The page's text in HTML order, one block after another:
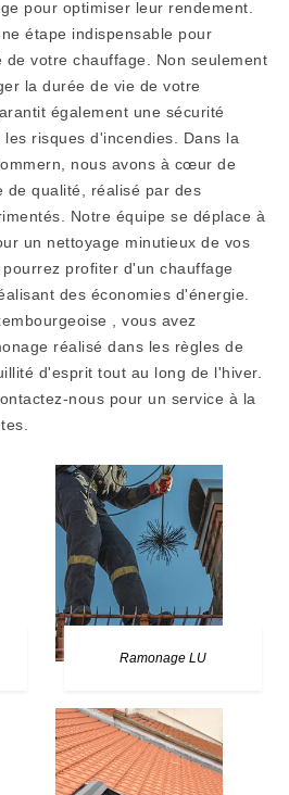
pour optimiser leur rendement.
étape indispensable pour
de votre chauffage. Non seulement
la durée de vie de votre
également une sécurité
risques d'incendies. Dans la
nous avons à cœur de
de qualité, réalisé par des
Notre équipe se déplace à
un nettoyage minutieux de vos
profiter d'un chauffage
des économies d'énergie.
, vous avez
réalisé dans les règles de
d'esprit tout au long de l'hiver.
nous pour un service à la
Ramonage LU